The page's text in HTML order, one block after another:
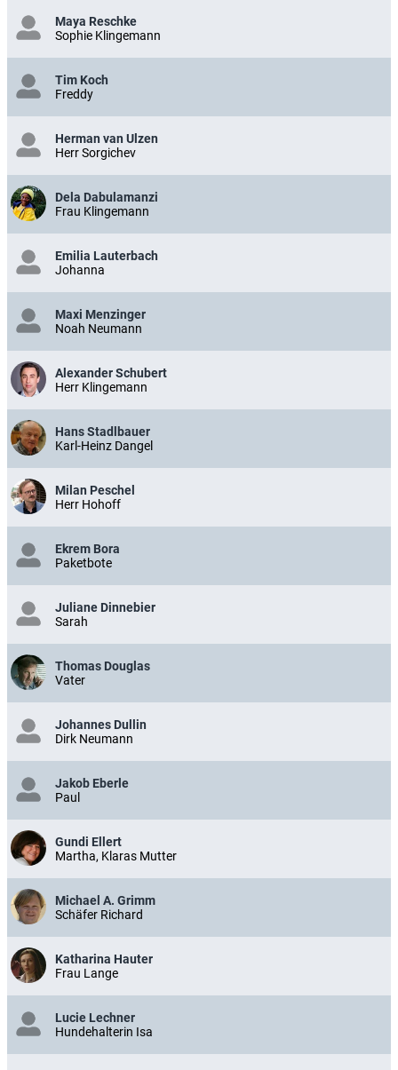
Maya Reschke
Sophie Klingemann
Tim Koch
Freddy
Herman van Ulzen
Herr Sorgichev
Dela Dabulamanzi
Frau Klingemann
Emilia Lauterbach
Johanna
Maxi Menzinger
Noah Neumann
Alexander Schubert
Herr Klingemann
Hans Stadlbauer
Karl-Heinz Dangel
Milan Peschel
Herr Hohoff
Ekrem Bora
Paketbote
Juliane Dinnebier
Sarah
Thomas Douglas
Vater
Johannes Dullin
Dirk Neumann
Jakob Eberle
Paul
Gundi Ellert
Martha, Klaras Mutter
Michael A. Grimm
Schäfer Richard
Katharina Hauter
Frau Lange
Lucie Lechner
Hundehalterin Isa